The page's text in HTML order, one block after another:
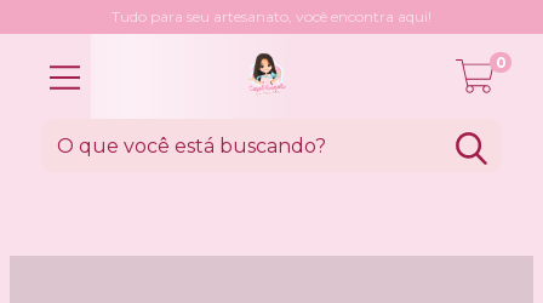
Tudo para seu artesanato, você encontra aqui!
0